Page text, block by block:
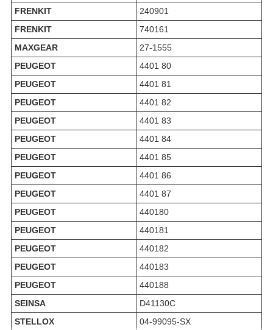
FRENKIT
240901
FRENKIT
740161
MAXGEAR
27-1555
PEUGEOT
4401 80
PEUGEOT
4401 81
PEUGEOT
4401 82
PEUGEOT
4401 83
PEUGEOT
4401 84
PEUGEOT
4401 85
PEUGEOT
4401 86
PEUGEOT
4401 87
PEUGEOT
440180
PEUGEOT
440181
PEUGEOT
440182
PEUGEOT
440183
PEUGEOT
440188
SEINSA
D41130C
STELLOX
04-99095-SX